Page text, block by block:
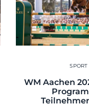
SPORT
WM Aachen